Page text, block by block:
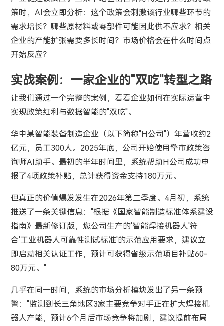
策时，AI会立即分析：这个政策会刺激该行业哪些环节的
需求增长？哪些原材料或零部件可能因此供不应求？相关
企业的产能扩张需要多长时间？市场价格会在什么时间点
开始反应？
实战案例：一家企业的"双吃"转型之路
让我们通过一个完整的案例，看看企业如何在实际运营中
实现政策红利与数据智能的"双吃"。
华中某智能装备制造企业（以下简称"H公司"）年营收约2
亿元，员工300人。2025年底，公司开始使用擎市政策咨
询师AI助手。最初的半年时间里，系统帮助H公司成功申
报了4项政策补贴，总计获得资金支持180万元。
但真正的价值爆发发生在2026年第二季度。4月初，系统
推送了一条关键信息："根据《国家智能制造标准体系建设
指南》最新修订版，您公司生产的'智能焊接机器人'符
合'工业机器人可靠性测试标准'的示范应用要求，建议立
即启动相关认证工作，预计可获得省级示范项目补贴60-
80万元。"
几乎在同一时间，系统的市场分析模块发出了另一条预
警："监测到长三角地区3家主要竞争对手正在扩大焊接机
器人产能，预计6个月后市场竞争将加剧，建议提前布局